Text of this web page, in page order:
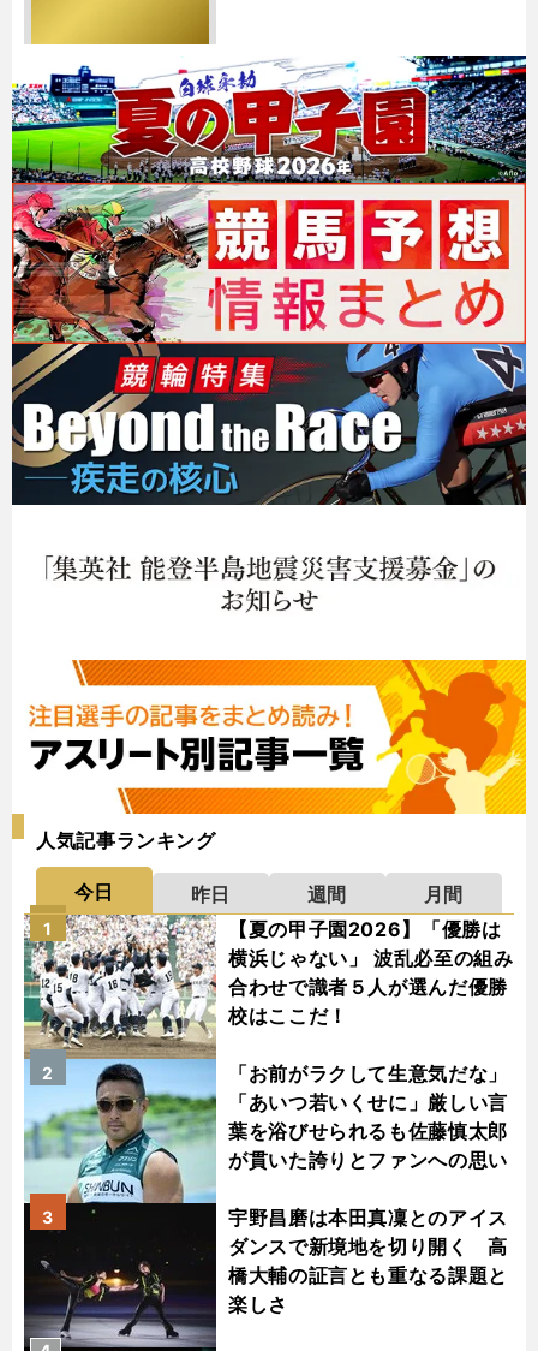
人気記事ランキング
今日 昨日 週間
月間
【夏の甲子園2026】「優勝は
横浜じゃない」 波乱必至の組み
合わせで識者５人が選んだ優勝
校はここだ！
1
「お前がラクして生意気だな」
「あいつ若いくせに」厳しい言
葉を浴びせられるも佐藤慎太郎
が貫いた誇りとファンへの思い
2
宇野昌磨は本田真凜とのアイス
ダンスで新境地を切り開く 高
橋大輔の証言とも重なる課題と
楽しさ
3